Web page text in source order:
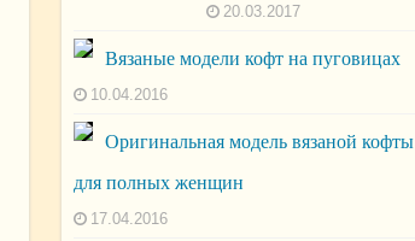
20.03.2017
Вязаные модели кофт на пуговицах
10.04.2016
Оригинальная модель вязаной кофты
для полных женщин
17.04.2016